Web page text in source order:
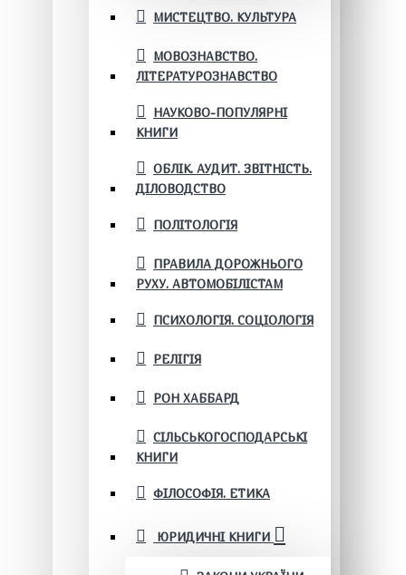
МИСТЕЦТВО. КУЛЬТУРА
МОВОЗНАВСТВО.
ЛІТЕРАТУРОЗНАВСТВО
НАУКОВО-ПОПУЛЯРНІ
КНИГИ
ОБЛІК. АУДИТ. ЗВІТНІСТЬ.
ДІЛОВОДСТВО
ПОЛІТОЛОГІЯ
ПРАВИЛА ДОРОЖНЬОГО
РУХУ. АВТОМОБІЛІСТАМ
ПСИХОЛОГІЯ. СОЦІОЛОГІЯ
РЕЛІГІЯ
РОН ХАББАРД
СІЛЬСЬКОГОСПОДАРСЬКІ
КНИГИ
ФІЛОСОФІЯ. ЕТИКА
ЮРИДИЧНІ КНИГИ